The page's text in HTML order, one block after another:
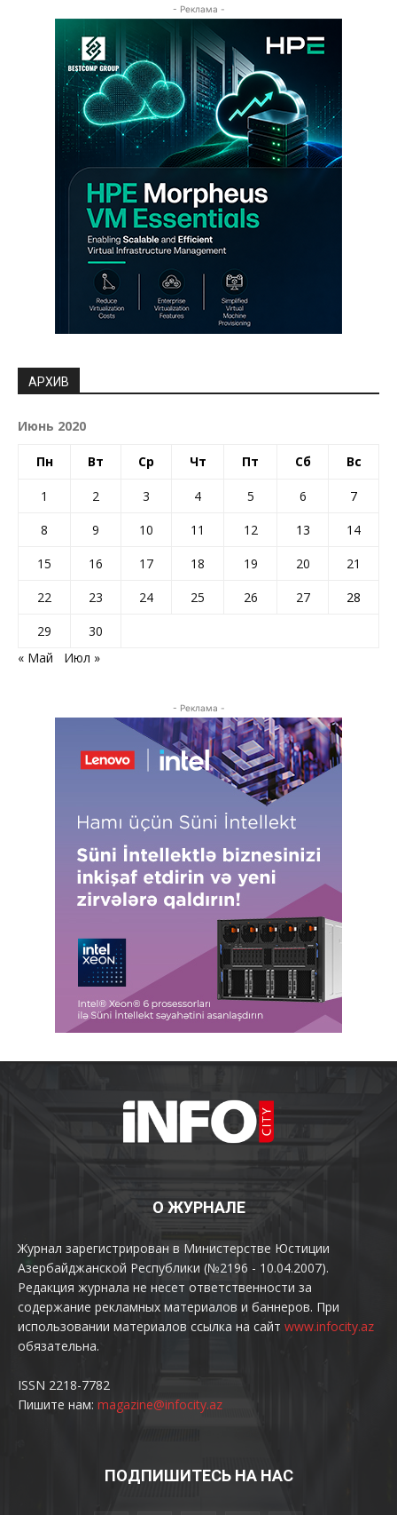
- Реклама -
АРХИВ
Июнь 2020
Пн Вт Ср Чт Пт Сб Вс
1 2 3 4 5 6
7
8
9 10 11 12 13
14
15
16 17 18 19 20
21
22
23 24 25 26 27
28
29
30
« Май
Июл »
- Реклама -
О ЖУРНАЛЕ
Журнал зарегистрирован в Министерстве Юстиции
Азербайджанской Республики (№2196 - 10.04.2007).
Редакция журнала не несет ответственности за
содержание рекламных материалов и баннеров. При
использовании материалов ссылка на сайт www.infocity.az
обязательна.
ISSN 2218-7782
Пишите нам: magazine@infocity.az
ПОДПИШИТЕСЬ НА НАС